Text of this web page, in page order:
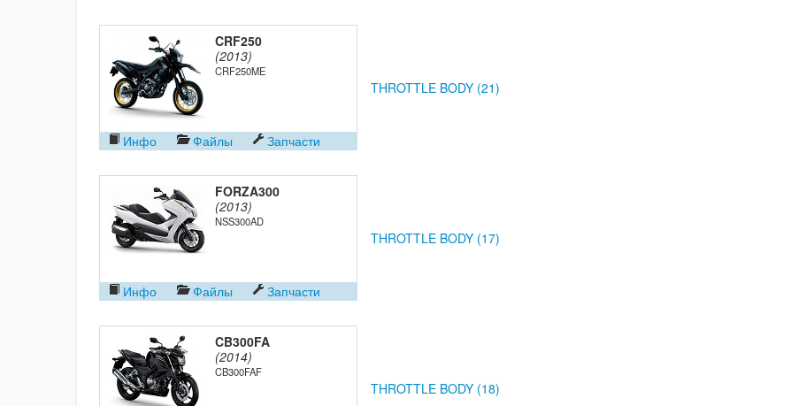
CRF250
(2013)
CRF250ME
Инфо Файлы Запчасти
THROTTLE BODY (21)
FORZA300
(2013)
NSS300AD
Инфо Файлы Запчасти
THROTTLE BODY (17)
CB300FA
(2014)
CB300FAF
THROTTLE BODY (18)